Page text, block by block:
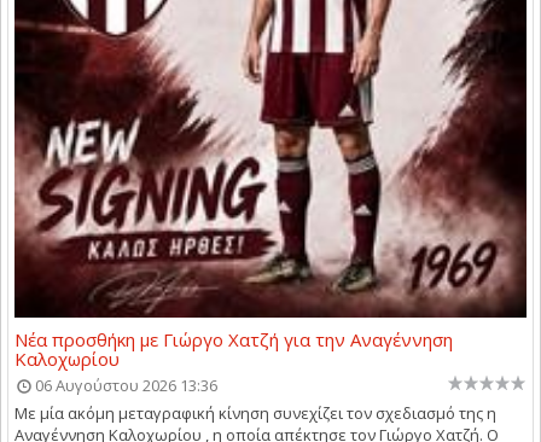
Νέα προσθήκη με Γιώργο Χατζή για την Αναγέννηση
Καλοχωρίου
06 Αυγούστου 2026 13:36
Με μία ακόμη μεταγραφική κίνηση συνεχίζει τον σχεδιασμό της η
Αναγέννηση Καλοχωρίου , η οποία απέκτησε τον Γιώργο Χατζή. Ο